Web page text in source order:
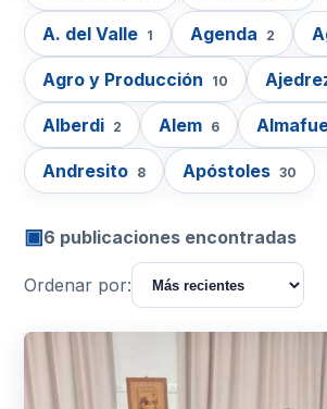
A. del Valle 1 Agenda 2
Agro y Producción 10
Alberdi 2 Alem 6
Andresito 8 Apóstoles 30
▣6 publicaciones encontradas
Ordenar por: